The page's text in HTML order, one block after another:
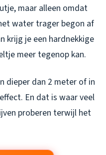
maar alleen omdat
water trager begon af
krijg je een hardnekkige
meer tegenop kan.
dieper dan 2 meter of in
En dat is waar veel
proberen terwijl het